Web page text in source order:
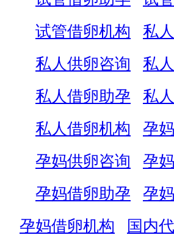
试管借卵机构
私
私人供卵咨询
私
私人借卵助孕
私
私人借卵机构
孕
孕妈供卵咨询
孕
孕妈借卵助孕
孕
孕妈借卵机构
国内